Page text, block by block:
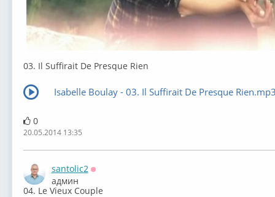
03. Il Suffirait De Presque Rien
Isabelle Boulay - 03. Il Suffirait De Presque
0
20.05.2014 13:35
santolic2
админ
04. Le Vieux Couple